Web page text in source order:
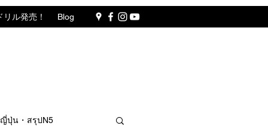
ル発売！ Blog
ญี่ปุ่น・สรุปN5